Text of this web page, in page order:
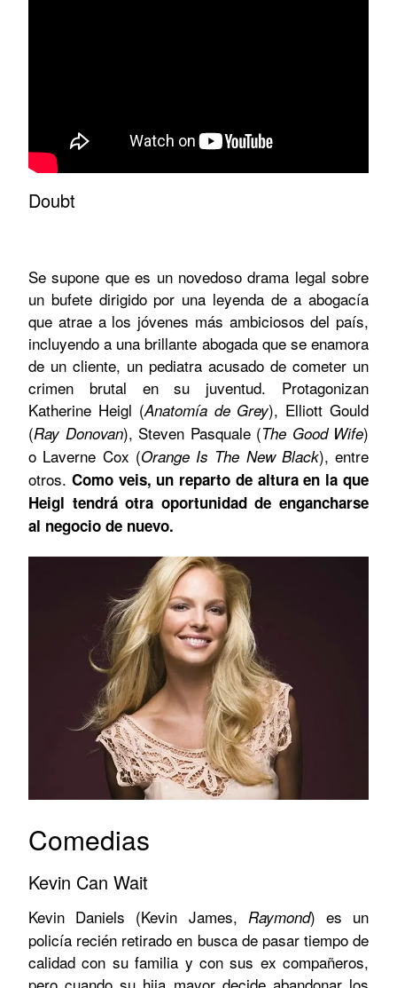
Doubt
Se supone que es un novedoso drama legal sobre
un bufete dirigido por una leyenda de a abogacía
que atrae a los jóvenes más ambiciosos del país,
incluyendo a una brillante abogada que se enamora
de un cliente, un pediatra acusado de cometer un
crimen brutal en su juventud. Protagonizan
Katherine Heigl (Anatomía de Grey), Elliott Gould
(Ray Donovan), Steven Pasquale (The Good Wife)
o Laverne Cox (Orange Is The New Black), entre
otros. Como veis, un reparto de altura en la que
Heigl tendrá otra oportunidad de engancharse
al negocio de nuevo.
Comedias
Kevin Can Wait
Kevin Daniels (Kevin James, Raymond) es un
policía recién retirado en busca de pasar tiempo de
calidad con su familia y con sus ex compañeros,